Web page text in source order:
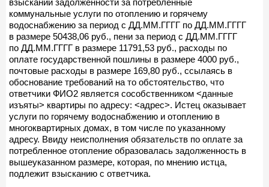
коммунальные услуги по отоплению и горячему
водоснабжению за период с ДД.ММ.ГГГГ по ДД.ММ.ГГГГ
в размере 50438,06 руб., пени за период с ДД.ММ.ГГГГ
по ДД.ММ.ГГГГ в размере 11791,53 руб., расходы по
оплате государственной пошлины в размере 4000 руб.,
почтовые расходы в размере 169,80 руб., ссылаясь в
обоснование требований на то обстоятельство, что
ответчики ФИО2 является сособственником <данные
изъяты> квартиры по адресу: <адрес>. Истец оказывает
услуги по горячему водоснабжению и отоплению в
многоквартирных домах, в том числе по указанному
адресу. Ввиду неисполнения обязательств по оплате за
потребленное отопление образовалась задолженность в
вышеуказанном размере, которая, по мнению истца,
подлежит взысканию с ответчика.